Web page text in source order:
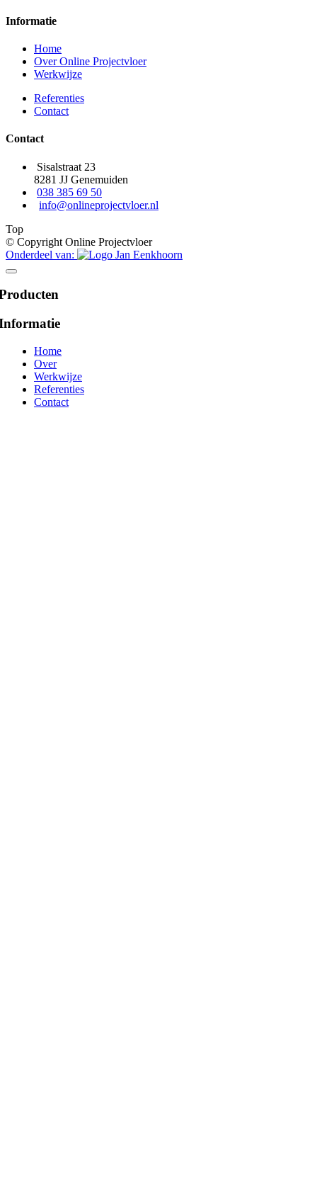
Informatie
Home
Over Online Projectvloer
Werkwijze
Referenties
Contact
Contact
Sisalstraat 23
8281 JJ Genemuiden
038 385 69 50
info@onlineprojectvloer.nl
Top
© Copyright Online Projectvloer
Onderdeel van:
Home
Over
Werkwijze
Referenties
Contact